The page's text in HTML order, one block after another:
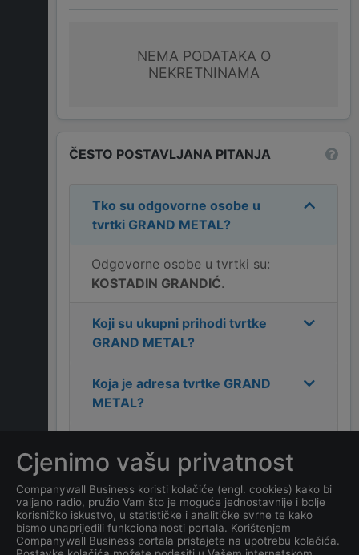
NEMA PODATAKA O
NEKRETNINAMA
ČESTO POSTAVLJANA PITANJA
Tko su odgovorne osobe u
tvrtki GRAND METAL?
Odgovorne osobe u tvrtki su:
KOSTADIN GRANDIĆ.
Koji su ukupni prihodi tvrtke
GRAND METAL?
Koja je adresa tvrtke GRAND
METAL?
METAL?
Koliko ima zaposlenih
kompanijaGRAND METAL?
Cjenimo vašu privatnost
Companywall Business koristi kolačiće (engl. cookies) kako bi
valjano radio, pružio Vam što je moguće jednostavnije i bolje
korisničko iskustvo, u statističke i analitičke svrhe te kako
bismo unaprijedili funkcionalnosti portala. Korištenjem
Companywall Business portala pristajete na upotrebu kolačića.